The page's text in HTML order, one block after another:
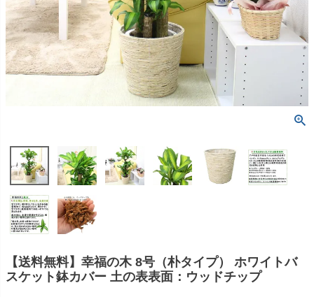
【送料無料】幸福の木 8号（朴タイプ） ホワイトバ
スケット鉢カバー 土の表表面：ウッドチップ